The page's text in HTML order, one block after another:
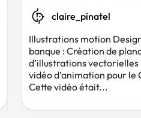
claire_pinatel
Illustrations motion
banque : Création de
d’illustrations vectorielles
vidéo d’animation pour le
Cette vidéo était...